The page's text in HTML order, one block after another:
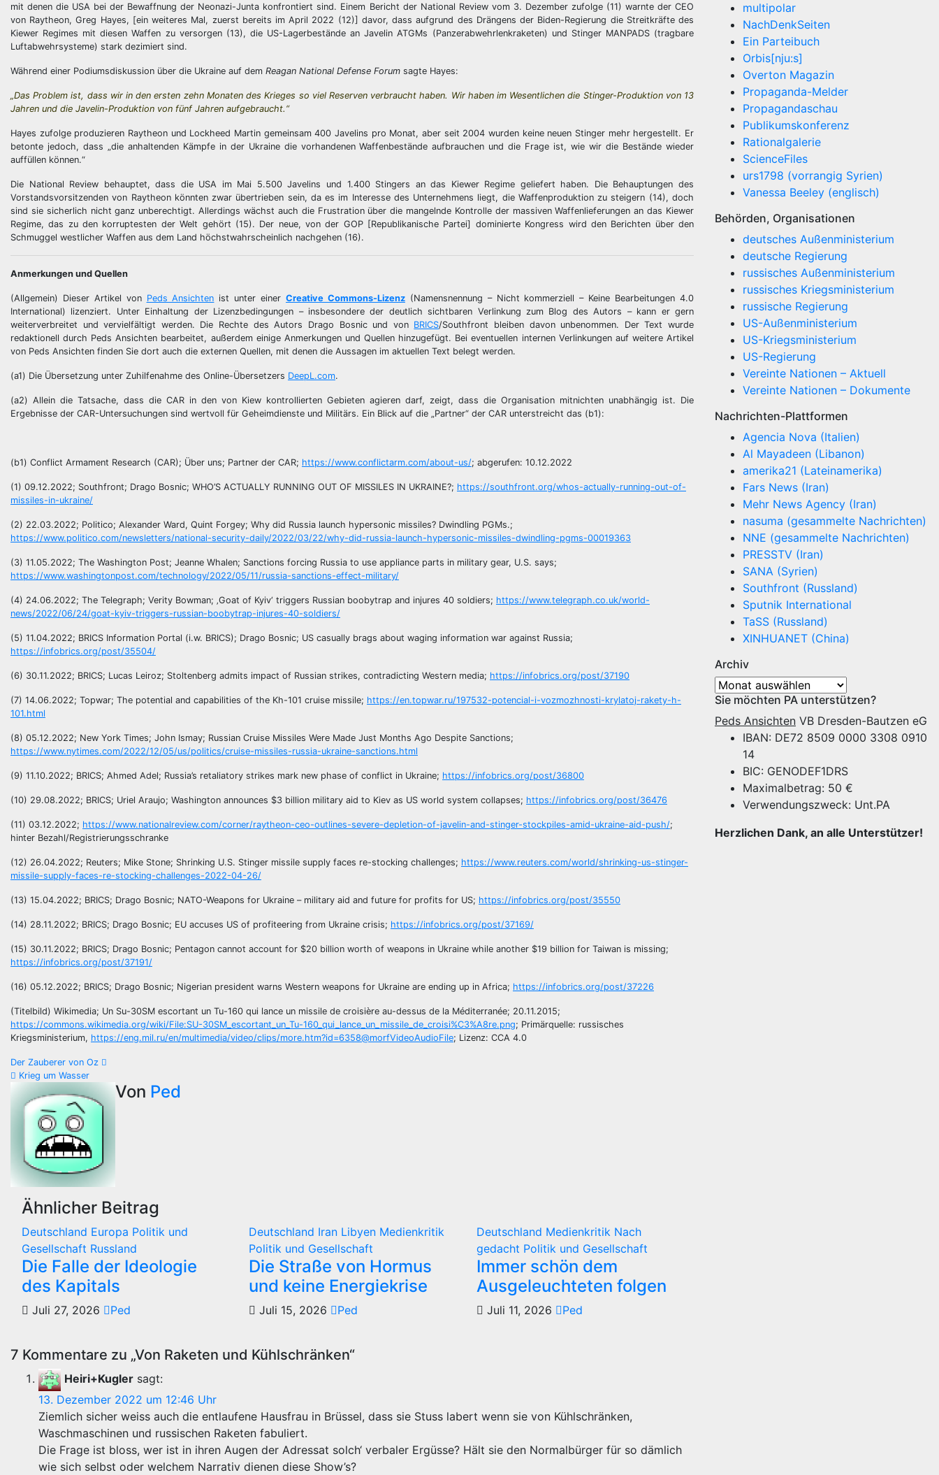
mit denen die USA bei der Bewaffnung der Neonazi-Junta konfrontiert sind. Einem Bericht der National Review vom 3. Dezember zufolge (11) warnte der CEO
von Raytheon, Greg Hayes, [ein weiteres Mal, zuerst bereits im April 2022 (12)] davor, dass aufgrund des Drängens der Biden-Regierung die Streitkräfte des
Kiewer Regimes mit diesen Waffen zu versorgen (13), die US-Lagerbestände an Javelin ATGMs (Panzerabwehrlenkraketen) und Stinger MANPADS (tragbare
Luftabwehrsysteme) stark dezimiert sind.
Während einer Podiumsdiskussion über die Ukraine auf dem Reagan National Defense Forum sagte Hayes:
„Das Problem ist, dass wir in den ersten zehn Monaten des Krieges so viel Reserven verbraucht haben. Wir haben im Wesentlichen die Stinger-Produktion von 13
Jahren und die Javelin-Produktion von fünf Jahren aufgebraucht.“
Hayes zufolge produzieren Raytheon und Lockheed Martin gemeinsam 400 Javelins pro Monat, aber seit 2004 wurden keine neuen Stinger mehr hergestellt. Er
betonte jedoch, dass „die anhaltenden Kämpfe in der Ukraine die vorhandenen Waffenbestände aufbrauchen und die Frage ist, wie wir die Bestände wieder
auffüllen können.“
Die National Review behauptet, dass die USA im Mai 5.500 Javelins und 1.400 Stingers an das Kiewer Regime geliefert haben. Die Behauptungen des
Vorstandsvorsitzenden von Raytheon könnten zwar übertrieben sein, da es im Interesse des Unternehmens liegt, die Waffenproduktion zu steigern (14), doch
sind sie sicherlich nicht ganz unberechtigt. Allerdings wächst auch die Frustration über die mangelnde Kontrolle der massiven Waffenlieferungen an das Kiewer
Regime, das zu den korruptesten der Welt gehört (15). Der neue, von der GOP [Republikanische Partei] dominierte Kongress wird den Berichten über den
Schmuggel westlicher Waffen aus dem Land höchstwahrscheinlich nachgehen (16).
Anmerkungen und Quellen
(Allgemein) Dieser Artikel von Peds Ansichten ist unter einerCreative Commons-Lizenz(Namensnennung – Nicht kommerziell – Keine Bearbeitungen 4.0
International) lizenziert. Unter Einhaltung der Lizenzbedingungen – insbesondere der deutlich sichtbaren Verlinkung zum Blog des Autors – kann er gern
weiterverbreitet und vervielfältigt werden. Die Rechte des Autors Drago Bosnic und von BRICS/Southfront bleiben davon unbenommen. Der Text wurde
redaktionell durch Peds Ansichten bearbeitet, außerdem einige Anmerkungen und Quellen hinzugefügt. Bei eventuellen internen Verlinkungen auf weitere Artikel
von Peds Ansichten finden Sie dort auch die externen Quellen, mit denen die Aussagen im aktuellen Text belegt werden.
(a1) Die Übersetzung unter Zuhilfenahme des Online-Übersetzers DeepL.com.
(a2) Allein die Tatsache, dass die CAR in den von Kiew kontrollierten Gebieten agieren darf, zeigt, dass die Organisation mitnichten unabhängig ist. Die
Ergebnisse der CAR-Untersuchungen sind wertvoll für Geheimdienste und Militärs. Ein Blick auf die „Partner“ der CAR unterstreicht das (b1):
(b1) Conflict Armament Research (CAR); Über uns; Partner der CAR; https://www.conflictarm.com/about-us/; abgerufen: 10.12.2022
(1) 09.12.2022; Southfront; Drago Bosnic; WHO’S ACTUALLY RUNNING OUT OF MISSILES IN UKRAINE?; https://southfront.org/whos-actually-running-out-of-
missiles-in-ukraine/
(2) 22.03.2022; Politico; Alexander Ward, Quint Forgey; Why did Russia launch hypersonic missiles? Dwindling PGMs.;
https://www.politico.com/newsletters/national-security-daily/2022/03/22/why-did-russia-launch-hypersonic-missiles-dwindling-pgms-00019363
(3) 11.05.2022; The Washington Post; Jeanne Whalen; Sanctions forcing Russia to use appliance parts in military gear, U.S. says;
https://www.washingtonpost.com/technology/2022/05/11/russia-sanctions-effect-military/
(4) 24.06.2022; The Telegraph; Verity Bowman; ‚Goat of Kyiv‘ triggers Russian boobytrap and injures 40 soldiers; https://www.telegraph.co.uk/world-
news/2022/06/24/goat-kyiv-triggers-russian-boobytrap-injures-40-soldiers/
(5) 11.04.2022; BRICS Information Portal (i.w. BRICS); Drago Bosnic; US casually brags about waging information war against Russia;
https://infobrics.org/post/35504/
(6) 30.11.2022; BRICS; Lucas Leiroz; Stoltenberg admits impact of Russian strikes, contradicting Western media; https://infobrics.org/post/37190
(7) 14.06.2022; Topwar; The potential and capabilities of the Kh-101 cruise missile; https://en.topwar.ru/197532-potencial-i-vozmozhnosti-krylatoj-rakety-h-
101.html
(8) 05.12.2022; New York Times; John Ismay; Russian Cruise Missiles Were Made Just Months Ago Despite Sanctions;
https://www.nytimes.com/2022/12/05/us/politics/cruise-missiles-russia-ukraine-sanctions.html
(9) 11.10.2022; BRICS; Ahmed Adel; Russia’s retaliatory strikes mark new phase of conflict in Ukraine; https://infobrics.org/post/36800
(10) 29.08.2022; BRICS; Uriel Araujo; Washington announces $3 billion military aid to Kiev as US world system collapses; https://infobrics.org/post/36476
(11) 03.12.2022; https://www.nationalreview.com/corner/raytheon-ceo-outlines-severe-depletion-of-javelin-and-stinger-stockpiles-amid-ukraine-aid-push/;
hinter Bezahl/Registrierungsschranke
(12) 26.04.2022; Reuters; Mike Stone; Shrinking U.S. Stinger missile supply faces re-stocking challenges; https://www.reuters.com/world/shrinking-us-stinger-
missile-supply-faces-re-stocking-challenges-2022-04-26/
(13) 15.04.2022; BRICS; Drago Bosnic; NATO-Weapons for Ukraine – military aid and future for profits for US; https://infobrics.org/post/35550
(14) 28.11.2022; BRICS; Drago Bosnic; EU accuses US of profiteering from Ukraine crisis; https://infobrics.org/post/37169/
(15) 30.11.2022; BRICS; Drago Bosnic; Pentagon cannot account for $20 billion worth of weapons in Ukraine while another $19 billion for Taiwan is missing;
https://infobrics.org/post/37191/
(16) 05.12.2022; BRICS; Drago Bosnic; Nigerian president warns Western weapons for Ukraine are ending up in Africa; https://infobrics.org/post/37226
(Titelbild) Wikimedia; Un Su-30SM escortant un Tu-160 qui lance un missile de croisière au-dessus de la Méditerranée; 20.11.2015;
https://commons.wikimedia.org/wiki/File:SU-30SM_escortant_un_Tu-160_qui_lance_un_missile_de_croisi%C3%A8re.png; Primärquelle: russisches
Kriegsministerium, https://eng.mil.ru/en/multimedia/video/clips/more.htm?id=6358@morfVideoAudioFile; Lizenz: CCA 4.0
Beitragsnavigation
Der Zauberer von Oz
Krieg um Wasser
Von Ped
Ähnlicher Beitrag
Deutschland Europa Politik und
Gesellschaft Russland
Die Falle der Ideologie
des Kapitals
Juli 27, 2026 Ped
Deutschland Iran Libyen Medienkritik
Politik und Gesellschaft
Die Straße von Hormus
und keine Energiekrise
Juli 15, 2026 Ped
Deutschland Medienkritik Nach
gedacht Politik und Gesellschaft
Immer schön dem
Ausgeleuchteten folgen
Juli 11, 2026 Ped
7 Kommentare zu „Von Raketen und Kühlschränken“
Heiri+Kugler sagt:
13. Dezember 2022 um 12:46 Uhr
Ziemlich sicher weiss auch die entlaufene Hausfrau in Brüssel, dass sie Stuss labert wenn sie von Kühlschränken,
Waschmaschinen und russischen Raketen fabuliert.
Die Frage ist bloss, wer ist in ihren Augen der Adressat solch‘ verbaler Ergüsse? Hält sie den Normalbürger für so dämlich
wie sich selbst oder welchem Narrativ dienen diese Show’s?
multipolar
NachDenkSeiten
Ein Parteibuch
Orbis[nju:s]
Overton Magazin
Propaganda-Melder
Propagandaschau
Publikumskonferenz
Rationalgalerie
ScienceFiles
urs1798 (vorrangig Syrien)
Vanessa Beeley (englisch)
Behörden, Organisationen
deutsches Außenministerium
deutsche Regierung
russisches Außenministerium
russisches Kriegsministerium
russische Regierung
US-Außenministerium
US-Kriegsministerium
US-Regierung
Vereinte Nationen – Aktuell
Vereinte Nationen – Dokumente
Nachrichten-Plattformen
Agencia Nova (Italien)
Al Mayadeen (Libanon)
amerika21 (Lateinamerika)
Fars News (Iran)
Mehr News Agency (Iran)
nasuma (gesammelte Nachrichten)
NNE (gesammelte Nachrichten)
PRESSTV (Iran)
SANA (Syrien)
Southfront (Russland)
Sputnik International
TaSS (Russland)
XINHUANET (China)
Archiv
Archiv
Sie möchten PA unterstützen?
Peds Ansichten VB Dresden-Bautzen eG
IBAN: DE72 8509 0000 3308 0910
14
BIC: GENODEF1DRS
Maximalbetrag: 50 €
Verwendungszweck: Unt.PA
Herzlichen Dank, an alle Unterstützer!